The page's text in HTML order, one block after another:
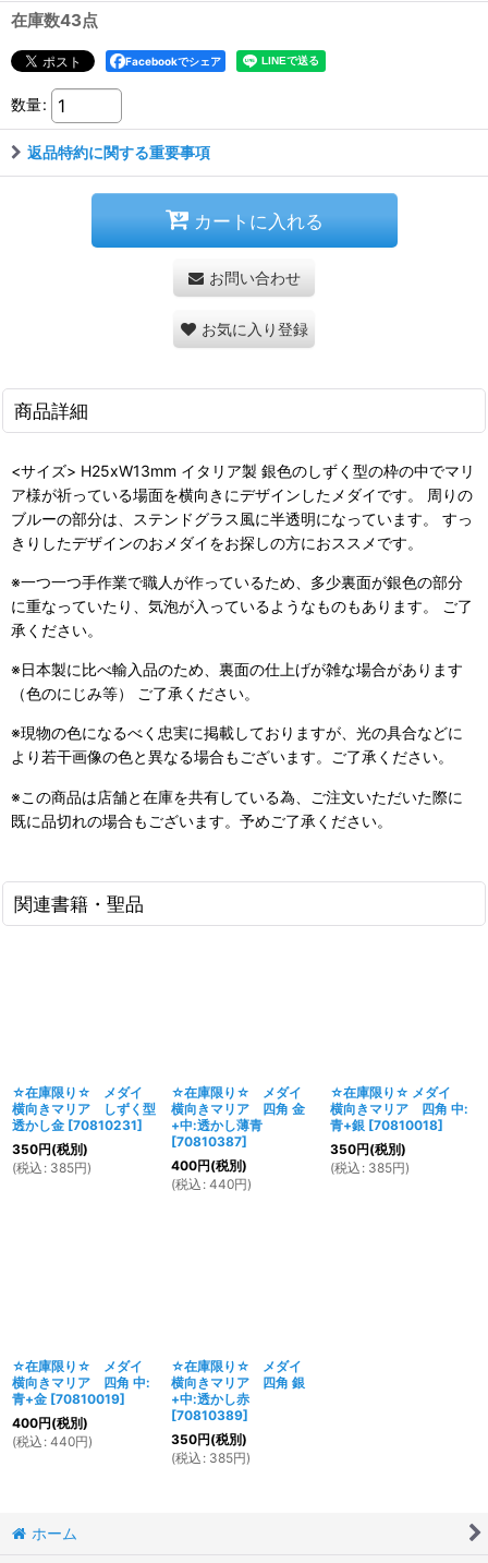
在庫数43点
Facebookでシェア
数量:
返品特約に関する重要事項
カートに入れる
お問い合わせ
お気に入り登録
商品詳細
<サイズ> H25xW13mm イタリア製 銀色のしずく型の枠の中でマリ
ア様が祈っている場面を横向きにデザインしたメダイです。 周りの
ブルーの部分は、ステンドグラス風に半透明になっています。 すっ
きりしたデザインのおメダイをお探しの方におススメです。
※一つ一つ手作業で職人が作っているため、多少裏面が銀色の部分
に重なっていたり、気泡が入っているようなものもあります。 ご了
承ください。
※日本製に比べ輸入品のため、裏面の仕上げが雑な場合があります
（色のにじみ等） ご了承ください。
※現物の色になるべく忠実に掲載しておりますが、光の具合などに
より若干画像の色と異なる場合もございます。ご了承ください。
※この商品は店舗と在庫を共有している為、ご注文いただいた際に
既に品切れの場合もございます。予めご了承ください。
関連書籍・聖品
☆在庫限り☆ メダイ
横向きマリア しずく型
透かし金 [70810231]
350円(税別)
(税込 : 385円)
☆在庫限り☆ メダイ
横向きマリア 四角 金
+中:透かし薄青
[70810387]
400円(税別)
(税込 : 440円)
☆在庫限り☆ メダイ
横向きマリア 四角 中:
青+銀 [70810018]
350円(税別)
(税込 : 385円)
☆在庫限り☆ メダイ
横向きマリア 四角 中:
青+金 [70810019]
400円(税別)
(税込 : 440円)
☆在庫限り☆ メダイ
横向きマリア 四角 銀
+中:透かし赤
[70810389]
350円(税別)
(税込 : 385円)
ホーム